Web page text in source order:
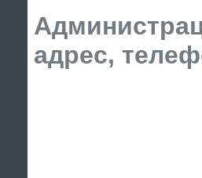
адрес,